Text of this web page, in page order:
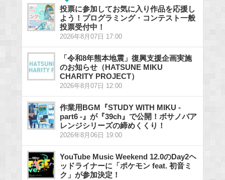
投票に参加してお気に入り作品を応援し
よう！プログラミング・コンテスト一般
投票受付中！
2026年8月07日 17:00
「令和8年熊本地震」復興支援企画実施
のお知らせ（HATSUNE MIKU
CHARITY PROJECT）
2026年8月07日 12:00
作業用BGM『STUDY WITH MIKU -
part6 -』が『39ch』で公開！ボサノバア
レンジシリーズの締めくくり！
2026年8月06日 19:00
YouTube Music Weekend 12.0のDay2ヘ
ッドライナーに「ポケモン feat. 初音ミ
ク」が参加決定！